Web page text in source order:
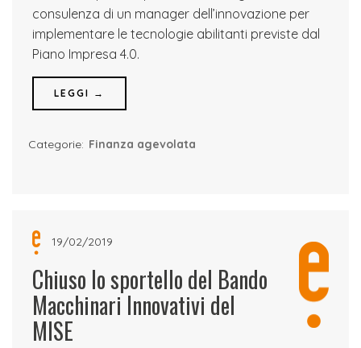
consulenza di un manager dell’innovazione per
implementare le tecnologie abilitanti previste dal
Piano Impresa 4.0.
LEGGI →
Categorie: Finanza agevolata
19/02/2019
Chiuso lo sportello del Bando
Macchinari Innovativi del
MISE